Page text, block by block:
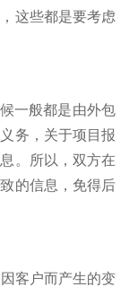
这些都是要考虑
一般都是由外包
务，关于项目报
。所以，双方在
的信息，免得后
客户而产生的变